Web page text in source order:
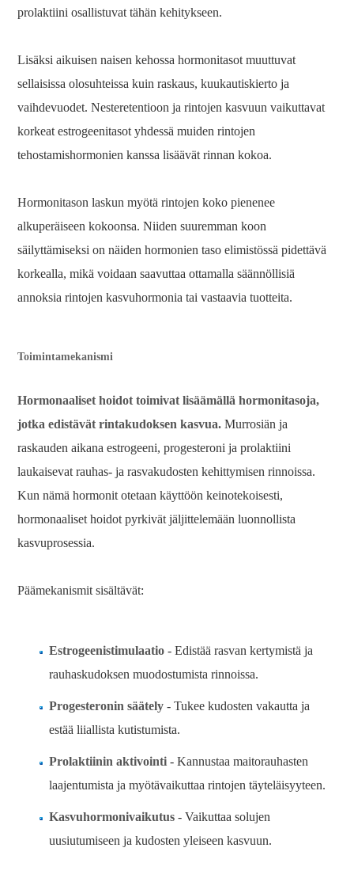
prolaktiini osallistuvat tähän kehitykseen.
Lisäksi aikuisen naisen kehossa hormonitasot muuttuvat
sellaisissa olosuhteissa kuin raskaus, kuukautiskierto ja
vaihdevuodet. Nesteretentioon ja rintojen kasvuun vaikuttavat
korkeat estrogeenitasot yhdessä muiden rintojen
tehostamishormonien kanssa lisäävät rinnan kokoa.
Hormonitason laskun myötä rintojen koko pienenee
alkuperäiseen kokoonsa. Niiden suuremman koon
säilyttämiseksi on näiden hormonien taso elimistössä pidettävä
korkealla, mikä voidaan saavuttaa ottamalla säännöllisiä
annoksia rintojen kasvuhormonia tai vastaavia tuotteita.
Toimintamekanismi
Hormonaaliset hoidot toimivat lisäämällä hormonitasoja,
jotka edistävät rintakudoksen kasvua. Murrosiän ja
raskauden aikana estrogeeni, progesteroni ja prolaktiini
laukaisevat rauhas- ja rasvakudosten kehittymisen rinnoissa.
Kun nämä hormonit otetaan käyttöön keinotekoisesti,
hormonaaliset hoidot pyrkivät jäljittelemään luonnollista
kasvuprosessia.
Päämekanismit sisältävät:
Estrogeenistimulaatio - Edistää rasvan kertymistä ja
rauhaskudoksen muodostumista rinnoissa.
Progesteronin säätely - Tukee kudosten vakautta ja
estää liiallista kutistumista.
Prolaktiinin aktivointi - Kannustaa maitorauhasten
laajentumista ja myötävaikuttaa rintojen täyteläisyyteen.
Kasvuhormonivaikutus - Vaikuttaa solujen
uusiutumiseen ja kudosten yleiseen kasvuun.